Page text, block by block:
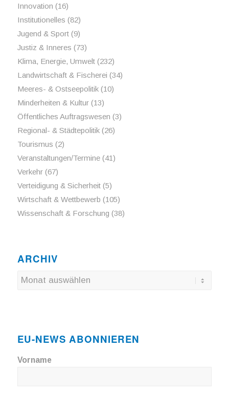
Innovation (16)
Institutionelles (82)
Jugend & Sport(9)
Justiz & Inneres (73)
Klima, Energie, Umwelt(232)
Landwirtschaft & Fischerei (34)
Meeres- & Ostseepolitik(10)
Minderheiten & Kultur(13)
Öffentliches Auftragswesen (3)
Regional- & Städtepolitik(26)
Tourismus (2)
Veranstaltungen/Termine(41)
Verkehr(67)
Verteidigung & Sicherheit(5)
Wirtschaft & Wettbewerb (105)
Wissenschaft & Forschung (38)
ARCHIV
EU-NEWS ABONNIEREN
Vorname